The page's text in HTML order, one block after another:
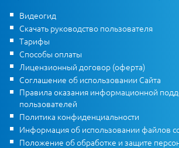
Видеогид
Скачать руководство пользователя
Тарифы
Способы оплаты
Лицензионный договор (оферта)
Соглашение об использовании Сайта
Правила оказания информационной
пользователей
Политика конфиденциальности
Информация об использовании файлов
Положение об обработке и защите